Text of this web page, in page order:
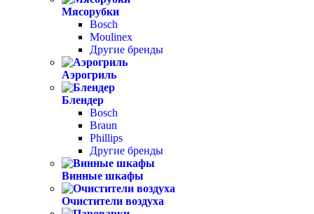
Мясорубки
Bosch
Moulinex
Другие бренды
Аэрогриль
Блендер
Bosch
Braun
Phillips
Другие бренды
Винные шкафы
Очистители воздуха